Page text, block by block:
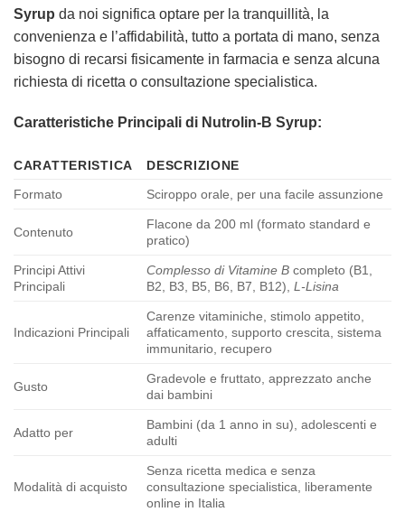
Syrup da noi significa optare per la tranquillità, la
convenienza e l’affidabilità, tutto a portata di mano, senza
bisogno di recarsi fisicamente in farmacia e senza alcuna
richiesta di ricetta o consultazione specialistica.
Caratteristiche Principali di Nutrolin-B Syrup:
CARATTERISTICA
DESCRIZIONE
Formato
Sciroppo orale, per una facile assunzione
Contenuto
Flacone da 200 ml (formato standard e
pratico)
Principi Attivi
Principali
Complesso di Vitamine B completo (B1,
B2, B3, B5, B6, B7, B12),L-Lisina
Indicazioni Principali
Carenze vitaminiche, stimolo appetito,
affaticamento, supporto crescita, sistema
immunitario, recupero
Gusto
Gradevole e fruttato, apprezzato anche
dai bambini
Adatto per
Bambini (da 1 anno in su), adolescenti e
adulti
Modalità di acquisto
Senza ricetta medica e senza
consultazione specialistica, liberamente
online in Italia